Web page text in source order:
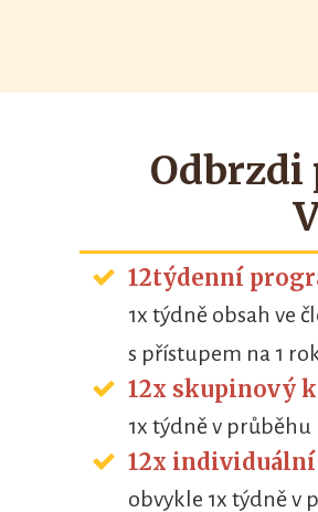
Odbrzdi
12týdenní
1x týdně obsah ve
s přístupem na 1
12x skupinový
1x týdně v
12x
obvykle 1x týdně v